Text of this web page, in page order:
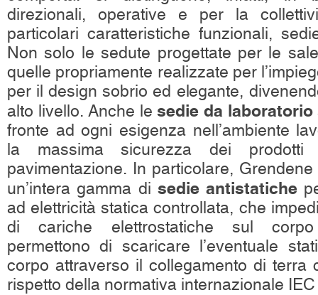
direzionali, operative e per la
particolari caratteristiche funzionali,
Non solo le sedute progettate per le
quelle propriamente realizzate per
per il design sobrio ed elegante,
alto livello. Anche lesedie da laboratorio
fronte ad ogni esigenza nell’ambiente
la massima sicurezza dei
pavimentazione. In particolare,
un’intera gamma di sedie antistatiche
ad elettricità statica controllata, che
di cariche elettrostatiche sul corpo
permettono di scaricare l’eventuale
corpo attraverso il collegamento di terra
rispetto della normativa internazionale